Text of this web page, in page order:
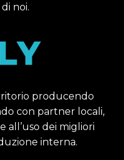
noi.
producendo
con partner locali,
all’uso dei migliori
interna.